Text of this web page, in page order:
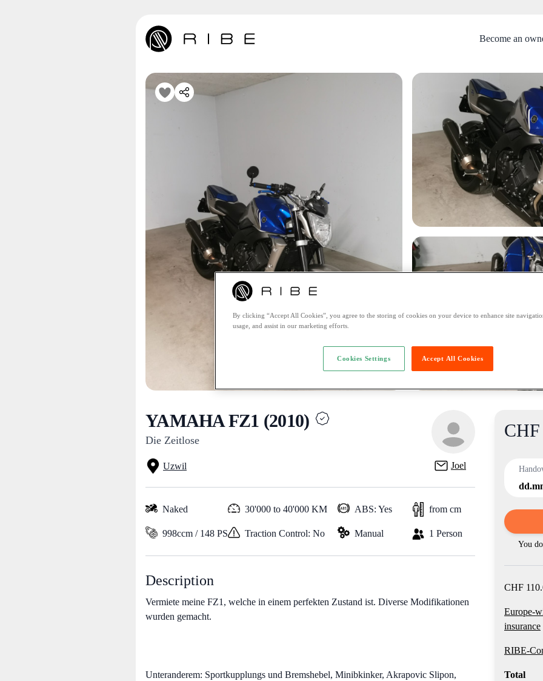
Become an
YAMAHA FZ1 (2010)
Die Zeitlose
Uzwil Joel
Product
You
CHF
Europe-
insurance
RIBE-
Total
Naked 30'000 to 40'000 KM ABS: Yes from cm
998ccm / 148 PS Traction Control: No Manual 1 Person
Description
Vermiete meine FZ1, welche in einem perfekten Zustand ist. Diverse Modifikationen
wurden gemacht.
Unteranderem: Sportkupplungs und Bremshebel, Minibkinker, Akrapovic Slipon,
By clicking “Accept All Cookies”, you agree to the storing of cookies on your device to enhance site
usage, and assist in our marketing efforts.
Accept All Cookies
Cookies Settings